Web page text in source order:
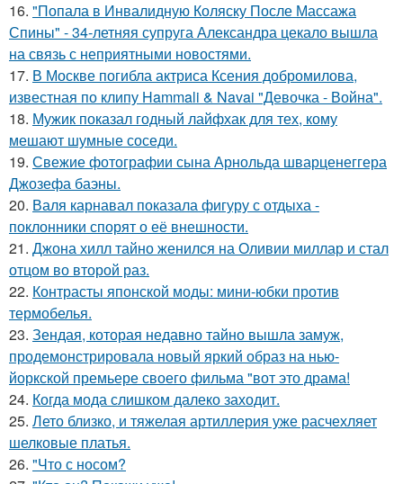
16. "Попала в Инвалидную Коляску После Массажа
Спины" - 34-летняя супруга Александра цекало вышла
на связь с неприятными новостями.
17. В Москве погибла актриса Ксения добромилова,
известная по клипу Hammali & Navai "Девочка - Война".
18. Мужик показал годный лайфхак для тех, кому
мешают шумные соседи.
19. Свежие фотографии сына Арнольда шварценеггера
Джозефа баэны.
20. Валя карнавал показала фигуру с отдыха -
поклонники спорят о её внешности.
21. Джона хилл тайно женился на Оливии миллар и стал
отцом во второй раз.
22. Контрасты японской моды: мини-юбки против
термобелья.
23. Зендая, которая недавно тайно вышла замуж,
продемонстрировала новый яркий образ на нью-
йоркской премьере своего фильма "вот это драма!
24. Когда мода слишком далеко заходит.
25. Лето близко, и тяжелая артиллерия уже расчехляет
шелковые платья.
26. "Что с носом?